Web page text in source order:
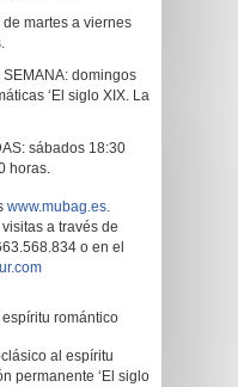
de martes a viernes
SEMANA: domingos
‘El siglo XIX. La
sábados 18:30
horas.
www.mubag.es.
a través de
o en el
romántico
al espíritu
permanente ‘El siglo